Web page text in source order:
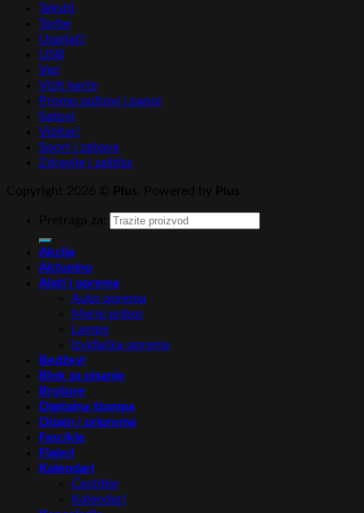
Tekstil
Torbe
Upaljači
USB
Vez
Vizit karte
Promo pultovi i panoi
Satovi
Vizitari
Sport i zabava
Zdravlje i zaštita
Akcija
Aktuelno
Alati i oprema
Auto oprema
Merni pribor
Lampe
Izviđačka oprema
Bedževi
Blok za pisanje
Brošure
Digitalna štampa
Dizajn i priprema
Fascikle
Flajeri
Kalendari
Čestitke
Kalendari